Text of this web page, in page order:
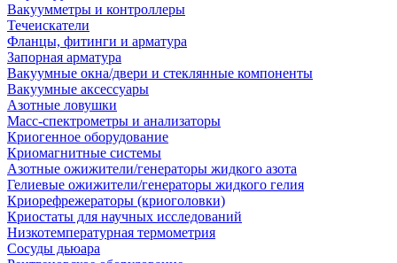
Вакуумметры и контроллеры
Течеискатели
Фланцы, фитинги и арматура
Запорная арматура
Вакуумные окна/двери и стеклянные компоненты
Вакуумные аксессуары
Азотные ловушки
Масс-спектрометры и анализаторы
Криогенное оборудование
Криомагнитные системы
Азотные ожижители/генераторы жидкого азота
Гелиевые ожижители/генераторы жидкого гелия
Криорефрежераторы (криоголовки)
Криостаты для научных исследований
Низкотемпературная термометрия
Сосуды дьюара